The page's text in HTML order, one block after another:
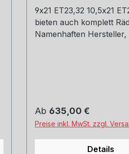
9x21 ET23,32 10,5x21
bieten auch komplett
Namenhaften Hersteller,
Regulärer Preis:
Ab 635,00 €
Preise inkl. MwSt. zzgl.
Details